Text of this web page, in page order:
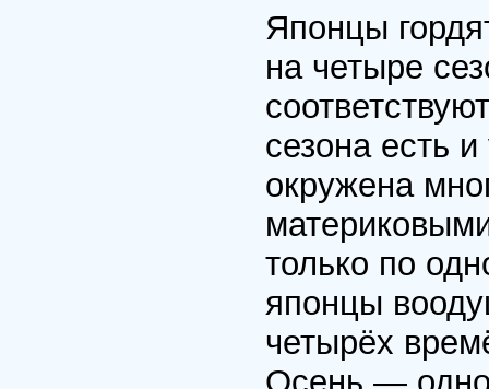
Японцы
на четыре
сезона есть
окружена
только по
японцы
четырёх